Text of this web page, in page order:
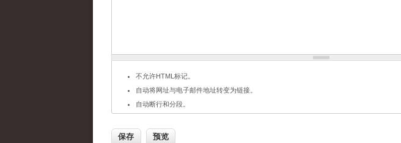
不允许HTML标记。
自动将网址与电子邮件地址转变为链接。
自动断行和分段。